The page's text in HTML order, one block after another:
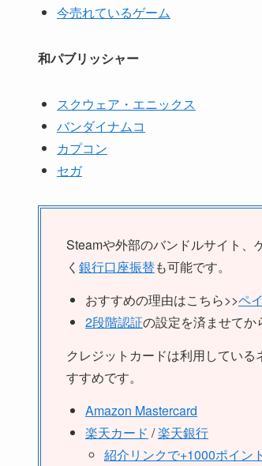
今売れているゲーム
和パブリッシャー
スクウェア・エニックス
バンダイナムコ
カプコン
セガ
Steamや外部のバンドルサイト、
く 銀行口座振替も可能です。
おすすめの理由はこちら>>ペ
2段階認証の設定を済ませてか
クレジットカードは利用してい
すすめです。
Amazon Mastercard
楽天カード /楽天銀行
紹介リンクで+1000ポイント